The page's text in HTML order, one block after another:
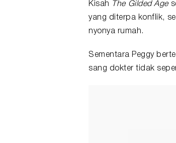
Kisah The Gilded Age
yang diterpa konflik,
nyonya rumah.
Sementara Peggy
sang dokter tidak